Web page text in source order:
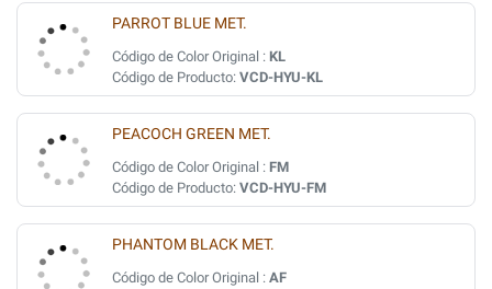
PARROT BLUE MET.
Código de Color Original : KL
Código de Producto: VCD-HYU-KL
PEACOCH GREEN MET.
Código de Color Original : FM
Código de Producto: VCD-HYU-FM
PHANTOM BLACK MET.
Código de Color Original : AF